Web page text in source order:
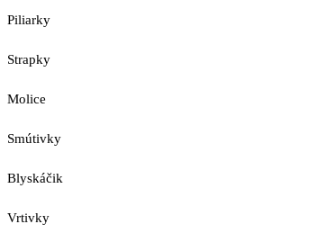
Piliarky
Strapky
Molice
Smútivky
Blyskáčik
Vrtivky